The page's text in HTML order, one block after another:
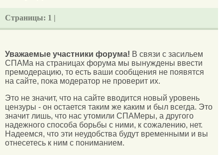
Страницы: 1 |
Уважаемые участники форума! В связи с засильем
СПАМа на страницах форума мы вынуждены ввести
премодерацию, то есть ваши сообщения не появятся
на сайте, пока модератор не проверит их.
Это не значит, что на сайте вводится новый уровень
цензуры - он остается таким же каким и был всегда. Это
значит лишь, что нас утомили СПАМеры, а другого
надежного способа борьбы с ними, к сожалению, нет.
Надеемся, что эти неудобства будут временными и вы
отнесетесь к ним с пониманием.